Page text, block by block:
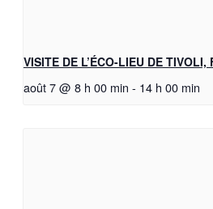
VISITE DE L’ÉCO-LIEU DE TIVOLI,
août 7 @ 8 h 00 min - 14 h 00 min